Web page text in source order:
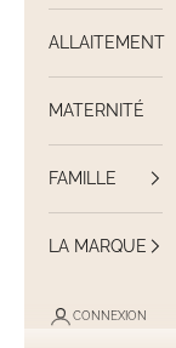
ALLAITEMENT
MATERNITÉ
FAMILLE
LA MARQUE
CONNEXION